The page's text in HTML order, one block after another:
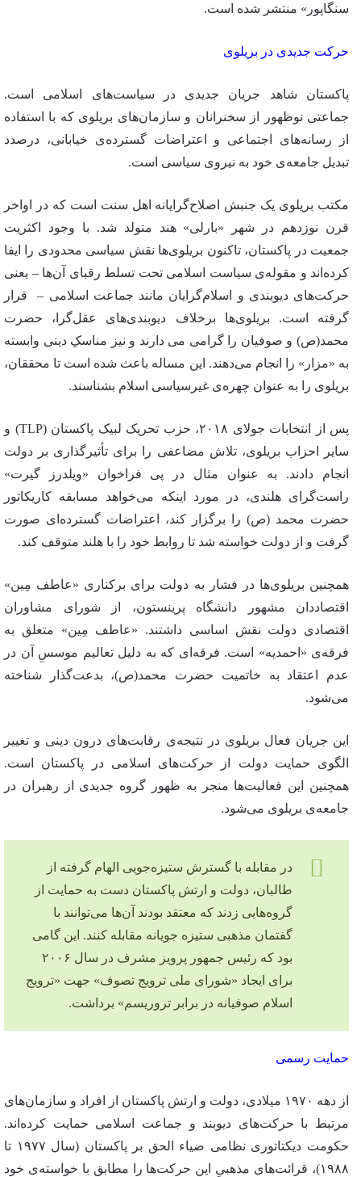
سنگاپور» منتشر شده است.
حرکت جدیدی در بریلوی
پاکستان شاهد جریان جدیدی در سیاست‌های اسلامی است.
جماعتی نوظهور از سخنرانان و سازمان‌های بریلوی که با استفاده
از رسانه‌های اجتماعی و اعتراضات گسترده‌ی خیابانی، درصدد
تبدیل جامعه‌ی خود به نیروی سیاسی است.
مکتب بریلوی یک جنبش اصلاح‌گرایانه اهل سنت است که در اواخر
قرن نوزدهم در شهر «بارلی» هند متولد شد. با وجود اکثریت
جمعیت در پاکستان، تاکنون بریلوی‌ها نقش سیاسی محدودی را ایفا
کرده‌اند و مقوله‌ی سیاست اسلامی تحت تسلط رقبای آن‌ها – یعنی
حرکت‌های دیوبندی و اسلام‌گرایان مانند جماعت اسلامی – قرار
گرفته است. بریلوی‌ها برخلاف دیوبندی‌های عقل‌گرا، حضرت
محمد(ص) و صوفیان را گرامی می دارند و نیز مناسکِ دینی وابسته
به «مزار» را انجام می‌دهند. این مساله باعث شده است تا محققان،
بریلوی را به عنوان چهره‌ی غیرسیاسی اسلام بشناسند.
پس از انتخابات جولای ۲۰۱۸، حزب تحریک لبیک پاکستان (TLP) و
سایر احزاب بریلوی، تلاش مضاعفی را برای تأثیرگذاری بر دولت
انجام دادند. به عنوان مثال در پی فراخوان «ویلدرز گیرت»
راست‌گرای هلندی، در مورد اینکه می‌خواهد مسابقه کاریکاتور
حضرت محمد (ص) را برگزار کند، اعتراضات گسترده‌ای صورت
گرفت و از دولت خواسته شد تا روابط خود را با هلند متوقف کند.
همچنین بریلوی‌ها در فشار به دولت برای برکناری «عاطف مِین»
اقتصاددان مشهور دانشگاه پرینستون، از شورای مشاوران
اقتصادی دولت نقش اساسی داشتند. «عاطف مِین» متعلق به
فرقه‌ی «احمدیه» است. فرقه‌ای که به دلیل تعالیم موسسِ آن در
عدم اعتقاد به خاتمیت حضرت محمد(ص)، بدعت‌گذار شناخته
می‌شود.
این جریان فعال بریلوی در نتیجه‌ی رقابت‌های درون دینی و تغییر
الگوی حمایت دولت از حرکت‌های اسلامی در پاکستان است.
همچنین این فعالیت‌ها منجر به ظهور گروه جدیدی از رهبران در
جامعه‌ی بریلوی می‌شود.
در مقابله با گسترش ستیزه‌جویی الهام گرفته از
طالبان، دولت و ارتش پاکستان دست به حمایت از
گروه‌هایی زدند که معتقد بودند آن‌ها می‌توانند با
گفتمان مذهبی ستیزه جویانه مقابله کنند. این گامی
بود که رئیس جمهور پرویز مشرف در سال ۲۰۰۶
برای ایجاد «شورای ملی ترویج تصوف» جهت «ترویج
اسلام صوفیانه در برابر تروریسم» برداشت.
حمایت رسمی
از دهه ۱۹۷۰ میلادی، دولت و ارتش پاکستان از افراد و سازمان‌های
مرتبط با حرکت‌های دیوبند و جماعت اسلامی حمایت کرده‌اند.
حکومت دیکتاتوری نظامی ضیاء الحق بر پاکستان (سال ۱۹۷۷ تا
۱۹۸۸)، قرائت‌های مذهبیِ این حرکت‌ها را مطابق با خواسته‌ی خود